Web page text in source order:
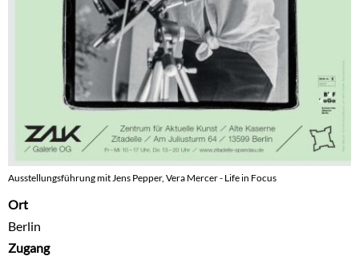
Ausstellungsführung mit Jens Pepper, Vera Mercer - Life in Focus
Ort
Berlin
Zugang